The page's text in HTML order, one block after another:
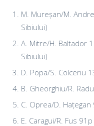
M. Mureșan/M.
Sibiului)
A. Mitre/H. Baltador
Sibiului)
D. Popa/S. Colceriu
B. Gheorghiu/R.
C. Oprea/D.
E. Caragui/R. Fus